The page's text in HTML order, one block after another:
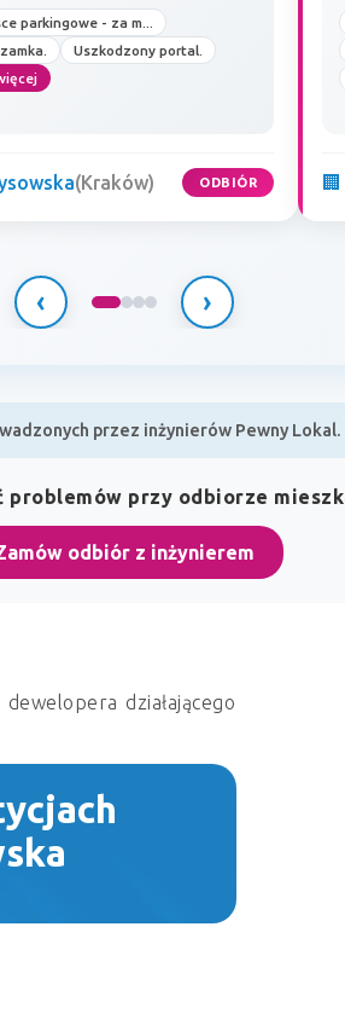
parkingowe - za m...
Uszkodzony portal.
(Kraków) ODBIÓR
‹ ›
przez inżynierów Pewny
problemów przy odbiorze
odbiór z inżynierem
działającego